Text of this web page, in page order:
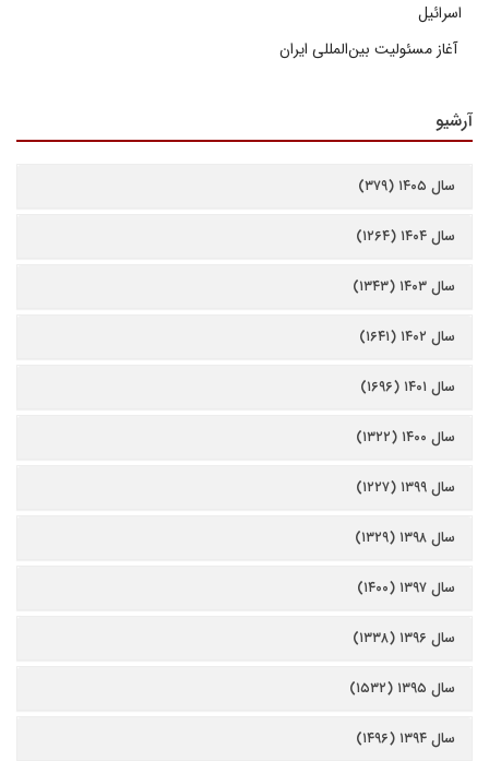
اسرائیل
آغاز مسئولیت بین‌المللی ایران
آرشیو
سال ۱۴۰۵ (۳۷۹)
سال ۱۴۰۴ (۱۲۶۴)
سال ۱۴۰۳ (۱۳۴۳)
سال ۱۴۰۲ (۱۶۴۱)
سال ۱۴۰۱ (۱۶۹۶)
سال ۱۴۰۰ (۱۳۲۲)
سال ۱۳۹۹ (۱۲۲۷)
سال ۱۳۹۸ (۱۳۲۹)
سال ۱۳۹۷ (۱۴۰۰)
سال ۱۳۹۶ (۱۳۳۸)
سال ۱۳۹۵ (۱۵۳۲)
سال ۱۳۹۴ (۱۴۹۶)